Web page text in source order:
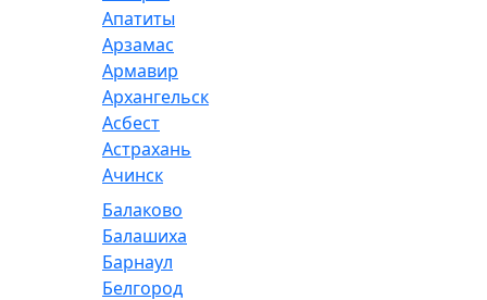
Апатиты
Арзамас
Армавир
Архангельск
Асбест
Астрахань
Ачинск
Балаково
Балашиха
Барнаул
Белгород